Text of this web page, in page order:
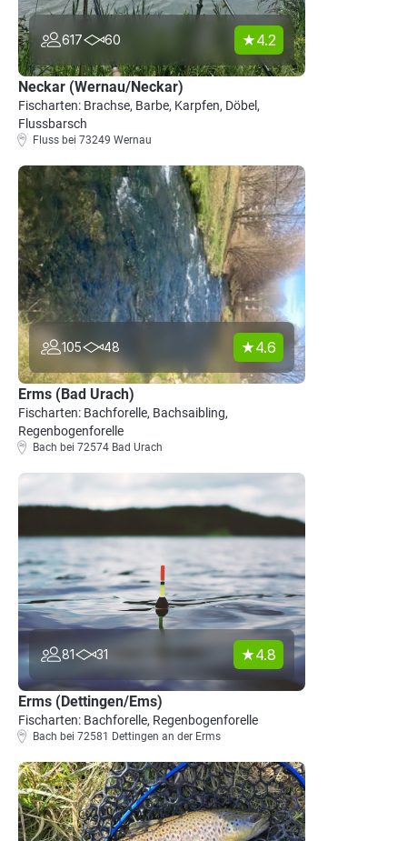
617 60 4.2
Neckar (Wernau/Neckar)
Fischarten: Brachse, Barbe, Karpfen, Döbel,
Flussbarsch
Fluss bei 73249 Wernau
105 48 4.6
Erms (Bad Urach)
Fischarten: Bachforelle, Bachsaibling,
Regenbogenforelle
Bach bei 72574 Bad Urach
81 31 4.8
Erms (Dettingen/Ems)
Fischarten: Bachforelle, Regenbogenforelle
Bach bei 72581 Dettingen an der Erms